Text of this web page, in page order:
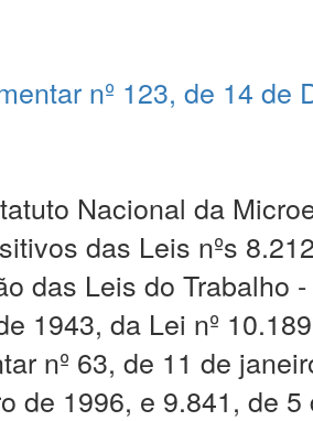
nº 123, de 14 de
Nacional da
das Leis nºs
das Leis do Trabalho
1943, da Lei nº
nº 63, de 11 de
de 1996, e 9.841, de